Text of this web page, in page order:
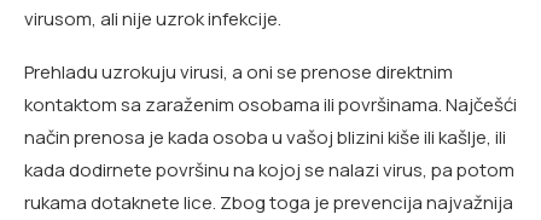
virusom, ali nije uzrok infekcije.
Prehladu uzrokuju virusi, a oni se prenose direktnim
kontaktom sa zaraženim osobama ili površinama. Najčešći
način prenosa je kada osoba u vašoj blizini kiše ili kašlje, ili
kada dodirnete površinu na kojoj se nalazi virus, pa potom
rukama dotaknete lice. Zbog toga je prevencija najvažnija